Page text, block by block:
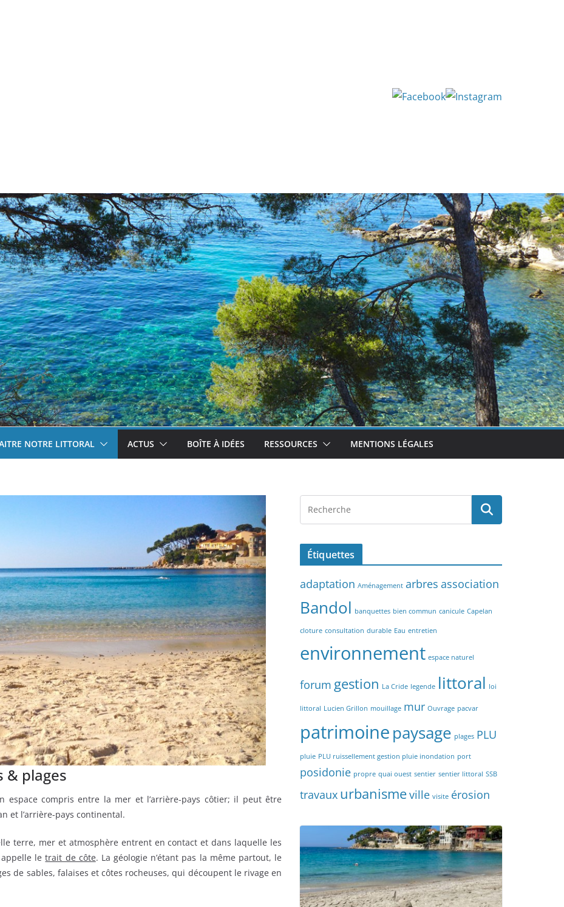
NOTRE LITTORAL ACTUS BOÎTE À IDÉES RESSOURCES MENTIONS LÉGALES
& plages
espace compris entre la mer et l’arrière-pays côtier; il peut être
et l’arrière-pays continental.
terre, mer et atmosphère entrent en contact et dans laquelle les
appelle letrait de côte. La géologie n’étant pas la même partout, le
de sables, falaises et côtes rocheuses, qui découpent le rivage en
Étiquettes
adaptation Aménagement arbres association
Bandol banquettes bien commun canicule Capelan
cloture consultation durable Eau entretien
environnement espace naturel
forum gestion La Cride legende littoral loi
littoral Lucien Grillon mouillage mur Ouvrage pacvar
patrimoinepaysage plages PLU
pluie PLU ruissellement gestion pluie inondation port
posidonie propre quai ouest sentier sentier littoral SSB
travaux urbanismeville visite érosion